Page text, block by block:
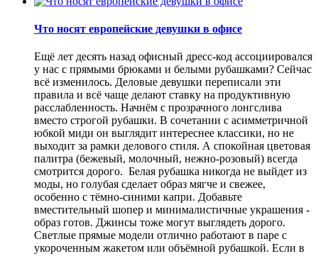
Что носят европейские девушки в офисе
Ещё лет десять назад офисный дресс-код ассоциировался
у нас с прямыми брюками и белыми рубашками? Сейчас
всё изменилось. Деловые девушки переписали эти
правила и всё чаще делают ставку на продуктивную
расслабленность. Начнём с прозрачного лонгслива
вместо строгой рубашки. В сочетании с асимметричной
юбкой миди он выглядит интереснее классики, но не
выходит за рамки делового стиля. А спокойная цветовая
палитра (бежевый, молочный, нежно-розовый) всегда
смотрится дорого. Белая рубашка никогда не выйдет из
моды, но голубая сделает образ мягче и свежее,
особенно с тёмно-синими капри. Добавьте
вместительный шопер и минималистичные украшения -
образ готов. Джинсы тоже могут выглядеть дорого.
Светлые прямые модели отлично работают в паре с
укороченным жакетом или объёмной рубашкой. Если в